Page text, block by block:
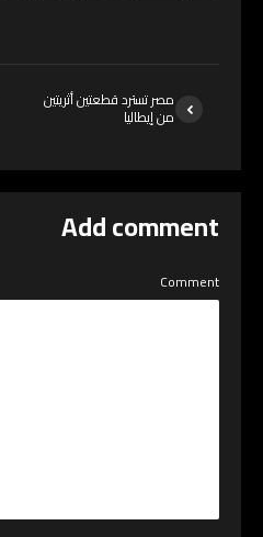
مصر تسترد قطعتين أثريتين
من إيطاليا
Add comment
Comment